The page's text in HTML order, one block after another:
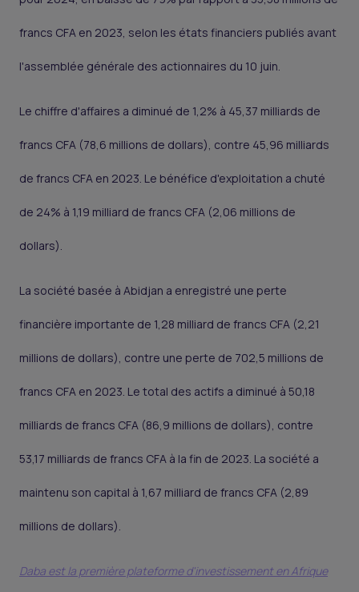
francs CFA en 2023, selon les états financiers publiés avant
l'assemblée générale des actionnaires du 10 juin.
Le chiffre d'affaires a diminué de 1,2% à 45,37 milliards de
francs CFA (78,6 millions de dollars), contre 45,96 milliards
de francs CFA en 2023. Le bénéfice d'exploitation a chuté
de 24% à 1,19 milliard de francs CFA (2,06 millions de
dollars).
La société basée à Abidjan a enregistré une perte
financière importante de 1,28 milliard de francs CFA (2,21
millions de dollars), contre une perte de 702,5 millions de
francs CFA en 2023. Le total des actifs a diminué à 50,18
milliards de francs CFA (86,9 millions de dollars), contre
53,17 milliards de francs CFA à la fin de 2023. La société a
maintenu son capital à 1,67 milliard de francs CFA (2,89
millions de dollars).
Daba est la première plateforme d'investissement en Afrique